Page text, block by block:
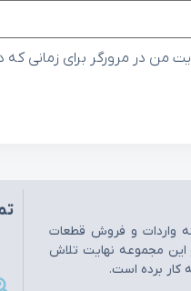
من در مرورگر برای زمانی
از سال 1395 در زمينه واردات و فروش قطعات
اين مجموعه نهايت تلاش
کار برده است.